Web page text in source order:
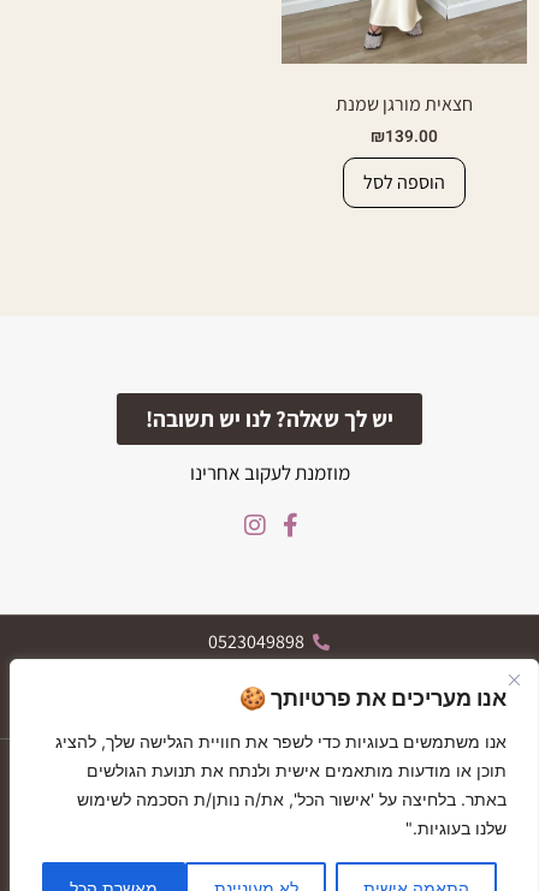
אנו מעריכים את פרטיותך 🍪
אנו משתמשים בעוגיות כדי לשפר את חוויית הגלישה שלך, להציג
תוכן או מודעות מותאמים אישית ולנתח את תנועת הגולשים
באתר. בלחיצה על 'אישור הכל', את/ה נותן/ת הסכמה לשימוש
שלנו בעוגיות."
חצאית מורגן שמנת
₪139.00
הוספה לסל
יש לך שאלה? לנו יש תשובה!
מוזמנת לעקוב אחרינו
0523049898
א-ה 09:30-19:30, ו 09:30-13:30
GIFT CARDS
בלוג
תקנון האתר
יצירת קשר
GIFT CARDS